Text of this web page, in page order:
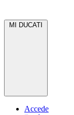
MI DUCATI
Accede